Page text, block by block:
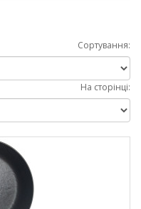
Сортування:
На сторінці: